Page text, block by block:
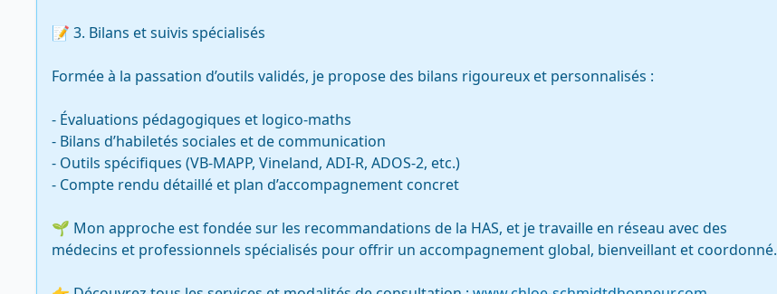
📝 3. Bilans et suivis spécialisés
Formée à la passation d’outils validés, je propose des bilans rigoureux et personnalisés :
- Évaluations pédagogiques et logico-maths
- Bilans d’habiletés sociales et de communication
- Outils spécifiques (VB-MAPP, Vineland, ADI-R, ADOS-2, etc.)
- Compte rendu détaillé et plan d’accompagnement concret
🌱 Mon approche est fondée sur les recommandations de la HAS, et je travaille en réseau avec des
médecins et professionnels spécialisés pour offrir un accompagnement global, bienveillant et coordonné.